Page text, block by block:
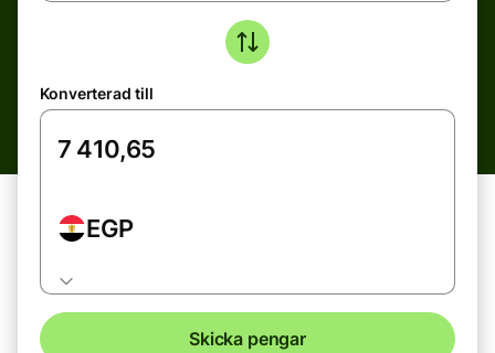
Konverterad till
EGP
Skicka pengar